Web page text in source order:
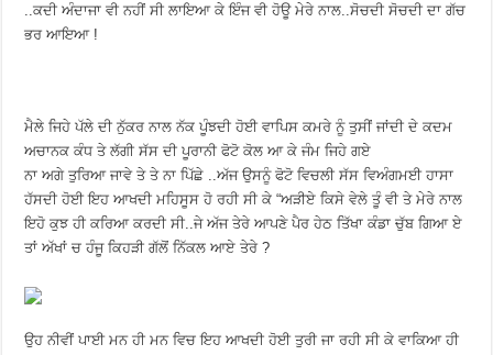
..ਕਦੀ ਅੰਦਾਜਾ ਵੀ ਨਹੀਂ ਸੀ ਲਾਇਆ ਕੇ ਇੰਜ ਵੀ ਹੋਊ ਮੇਰੇ ਨਾਲ..ਸੋਚਦੀ ਸੋਚਦੀ ਦਾ ਗੱਚ
ਭਰ ਆਇਆ !
ਮੈਲੇ ਜਿਹੇ ਪੱਲੇ ਦੀ ਨੁੱਕਰ ਨਾਲ ਨੱਕ ਪੂੰਝਦੀ ਹੋਈ ਵਾਪਿਸ ਕਮਰੇ ਨੂੰ ਤੁਸੀਂ ਜਾਂਦੀ ਦੇ ਕਦਮ
ਅਚਾਨਕ ਕੰਧ ਤੇ ਲੱਗੀ ਸੱਸ ਦੀ ਪੂਰਾਨੀ ਫੋਟੋ ਕੋਲ ਆ ਕੇ ਜੰਮ ਜਿਹੇ ਗਏ
ਨਾ ਅਗੇ ਤੁਰਿਆ ਜਾਵੇ ਤੇ ਤੇ ਨਾ ਪਿੱਛੇ ..ਅੱਜ ਉਸਨੂੰ ਫੋਟੋ ਵਿਚਲੀ ਸੱਸ ਵਿਅੰਗਮਈ ਹਾਸਾ
ਹੱਸਦੀ ਹੋਈ ਇਹ ਆਖਦੀ ਮਹਿਸੂਸ ਹੋ ਰਹੀ ਸੀ ਕੇ “ਅੜੀਏ ਕਿਸੇ ਵੇਲੇ ਤੂੰ ਵੀ ਤੇ ਮੇਰੇ ਨਾਲ
ਇਹੋ ਕੁਝ ਹੀ ਕਰਿਆ ਕਰਦੀ ਸੀ..ਜੇ ਅੱਜ ਤੇਰੇ ਆਪਣੇ ਪੈਰ ਹੇਠ ਤਿੱਖਾ ਕੰਡਾ ਚੁੱਬ ਗਿਆ ਏ
ਤਾਂ ਅੱਖਾਂ ਚ ਹੰਜੂ ਕਿਹੜੀ ਗੱਲੋਂ ਨਿੱਕਲ ਆਏ ਤੇਰੇ ?
ਉਹ ਨੀਵੀਂ ਪਾਈ ਮਨ ਹੀ ਮਨ ਵਿਚ ਇਹ ਆਖਦੀ ਹੋਈ ਤੁਰੀ ਜਾ ਰਹੀ ਸੀ ਕੇ ਵਾਕਿਆ ਹੀ